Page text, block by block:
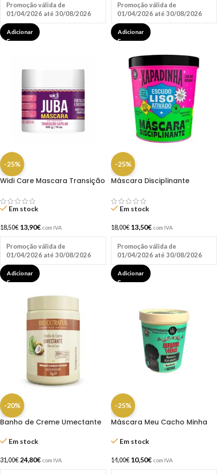
Promoção válida de
01/04/2026 até 30/08/2026
Adicionar
Promoção válida de
01/04/2026 até 30/08/2026
Adicionar
-25%
Widi Care Mascara Transição
Em stock
18,50€ 13,90€ com IVA
Promoção válida de
01/04/2026 até 30/08/2026
Adicionar
-25%
Máscara Disciplinante
Em stock
18,00€ 13,50€ com IVA
Promoção válida de
01/04/2026 até 30/08/2026
Adicionar
-20%
Banho de Creme Umectante
Em stock
31,00€ 24,80€ com IVA
-25%
Máscara Meu Cacho Minha
Em stock
14,00€ 10,50€ com IVA